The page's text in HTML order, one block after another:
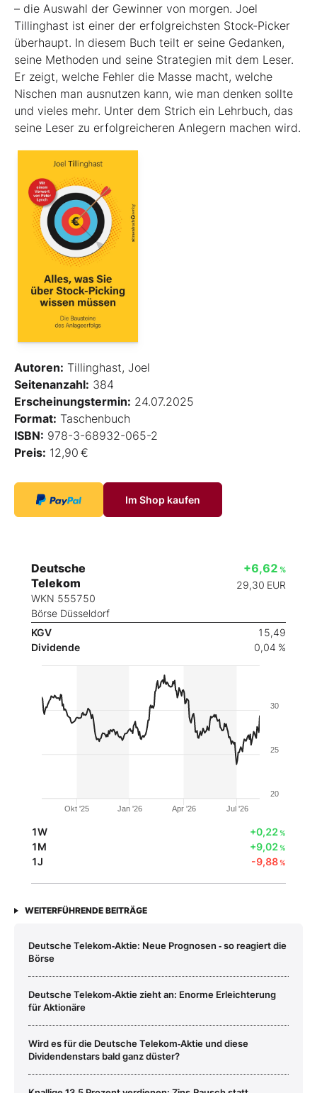
– die Auswahl der Gewinner von morgen. Joel
Tillinghast ist einer der erfolgreichsten Stock-Picker
überhaupt. In diesem Buch teilt er seine Gedanken,
seine Methoden und seine Strategien mit dem Leser.
Er zeigt, welche Fehler die Masse macht, welche
Nischen man ausnutzen kann, wie man denken sollte
und vieles mehr. Unter dem Strich ein Lehrbuch, das
seine Leser zu erfolgreicheren Anlegern machen wird.
Autoren: Tillinghast, Joel
Seitenanzahl: 384
Erscheinungstermin: 24.07.2025
Format: Taschenbuch
ISBN: 978-3-68932-065-2
Preis: 12,90 €
Im Shop kaufen
Deutsche
Telekom
WKN 555750
Börse Düsseldorf
+6,62 %
29,30 EUR
KGV
15,49
Dividende
0,04 %
Okt '25 Jan '26 Apr '26 Jul '26
20
25
30
1W +0,22%
1M +9,02%
1J -9,88%
WEITERFÜHRENDE BEITRÄGE
Deutsche Telekom‑Aktie: Neue Prognosen ‑ so reagiert die
Börse
Deutsche Telekom‑Aktie zieht an: Enorme Erleichterung
für Aktionäre
Wird es für die Deutsche Telekom‑Aktie und diese
Dividendenstars bald ganz düster?